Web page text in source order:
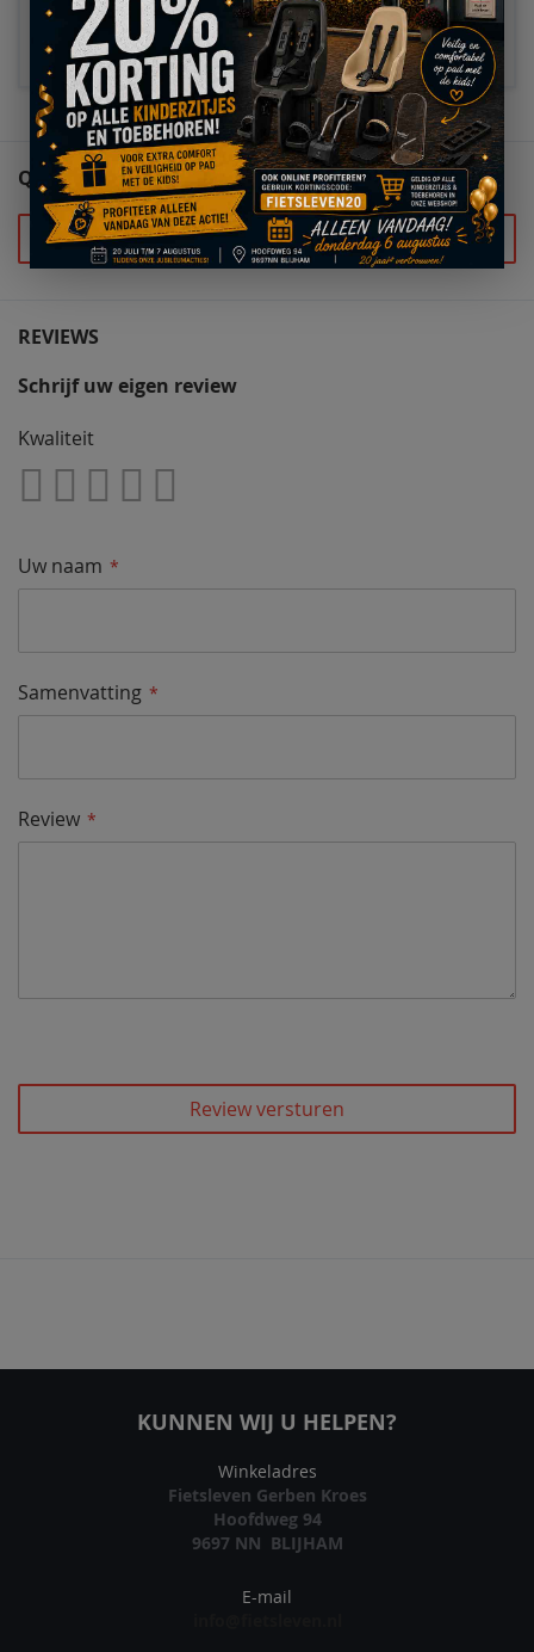
Alles toevoegen aan
winkelwagen
Total price
€ 100,70
QUESTIONS (0)
Stel uw vraag
REVIEWS
Schrijf uw eigen review
Kwaliteit
1
Star
2
Sterren
3
Sterren
4
Sterren
Uw naam
Samenvatting
Review
Review versturen
KUNNEN WIJ U HELPEN?
Winkeladres
Fietsleven Gerben Kroes
Hoofdweg 94
9697 NN BLIJHAM
E-mail